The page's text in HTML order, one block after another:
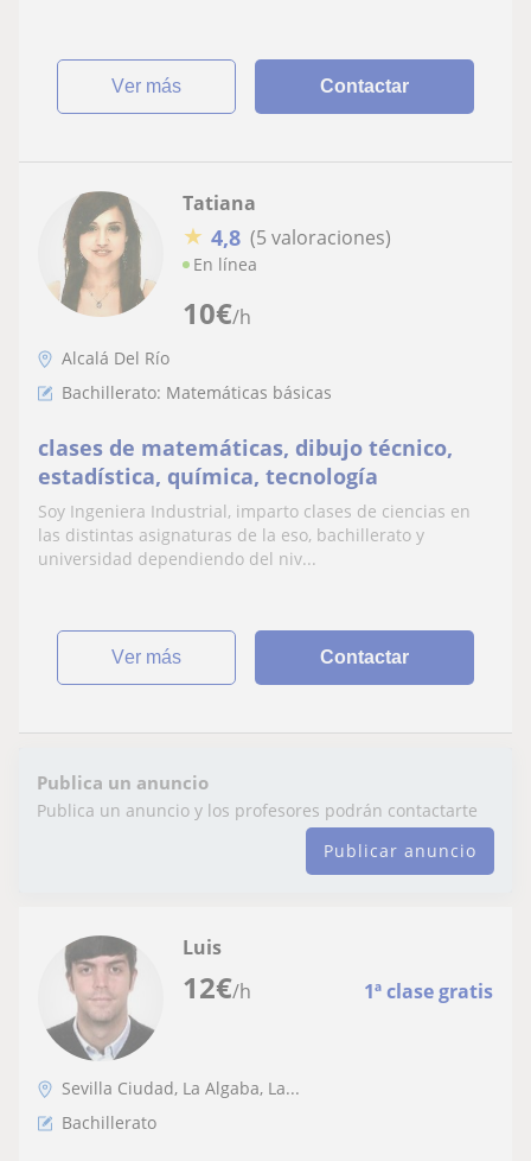
ver más Contactar
10€/h
Tatiana
★ 4,8 (5 valoraciones)
En línea
Alcalá Del Río
Bachillerato: Matemáticas básicas
clases de matemáticas, dibujo técnico,
estadística, química, tecnología
Soy Ingeniera Industrial, imparto clases de ciencias en
las distintas asignaturas de la eso, bachillerato y
universidad dependiendo del niv...
ver más Contactar
Publica un anuncio
Publica un anuncio y los profesores podrán contactarte
Publicar anuncio
12€/h 1ª clase gratis
Luis
Sevilla Ciudad, La Algaba, La...
Bachillerato